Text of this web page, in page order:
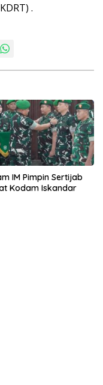
.
IM Pimpin Sertijab
Kodam Iskandar